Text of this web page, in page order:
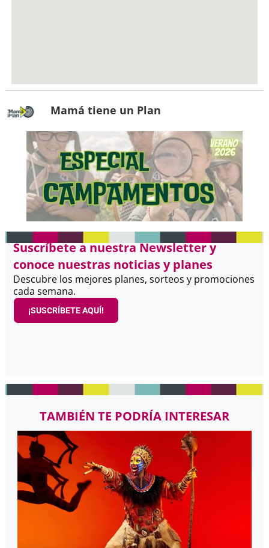
Mamá tiene un Plan
Suscríbete a nuestra Newsletter y
conoce nuestras noticias y planes
Descubre los mejores planes, sorteos y promociones
cada semana.
¡SUSCRÍBETE AQUÍ!
TAMBIÉN TE PODRÍA INTERESAR